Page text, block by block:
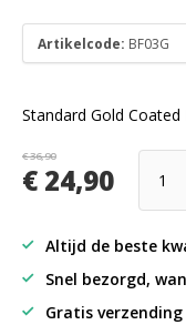
Artikelcode: BF03G
Standard Gold Coated
€ 36,90
€ 24,90
Altijd de beste
Snel bezorgd,
Gratis verzending